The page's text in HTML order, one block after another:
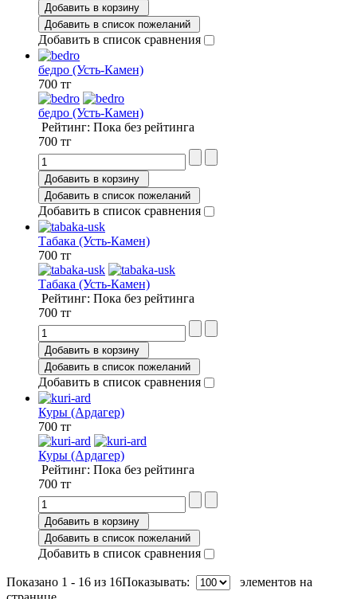
Добавить в корзину
Добавить в список пожеланий
Добавить в список сравнения
бедро (Усть-Камен)
700 тг
бедро (Усть-Камен)
Рейтинг: Пока без рейтинга
700 тг
Добавить в корзину
Добавить в список пожеланий
Добавить в список сравнения
Табака (Усть-Камен)
700 тг
Табака (Усть-Камен)
Рейтинг: Пока без рейтинга
700 тг
Добавить в корзину
Добавить в список пожеланий
Добавить в список сравнения
Куры (Ардагер)
700 тг
Куры (Ардагер)
Рейтинг: Пока без рейтинга
700 тг
Добавить в корзину
Добавить в список пожеланий
Добавить в список сравнения
Показано 1 - 16 из 16Показывать:
элементов на